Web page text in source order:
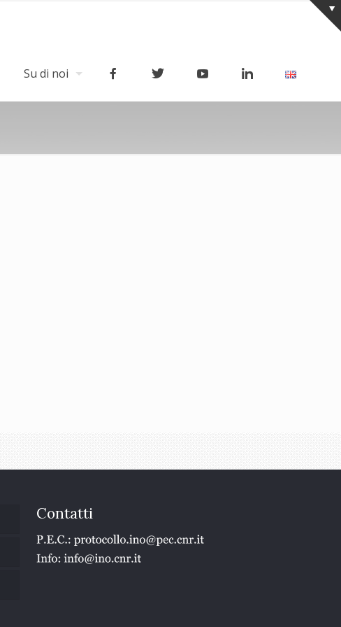
Su di noi
Contatti